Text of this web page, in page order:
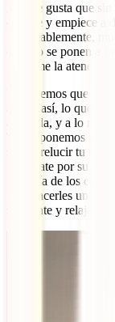
¿A ti te gusta que
delante y empiece a
lamentablemente,
exótico se ponen a
les llame la atención.
Ya sabemos que
actúas así, lo que
asustada, y a lo
Te proponemos un
saca a relucir tu
interésate por su
mayoría de los
para hacerles una
sonriente y relajada